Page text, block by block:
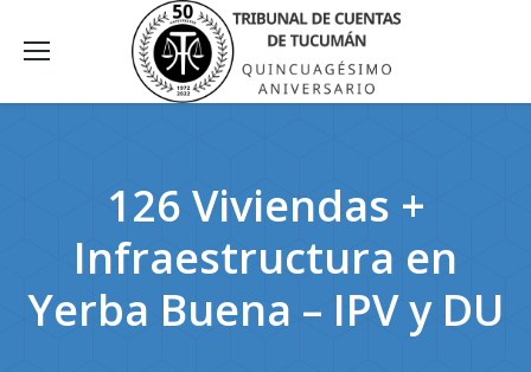
126 Viviendas +
Infraestructura en
Yerba Buena – IPV y DU